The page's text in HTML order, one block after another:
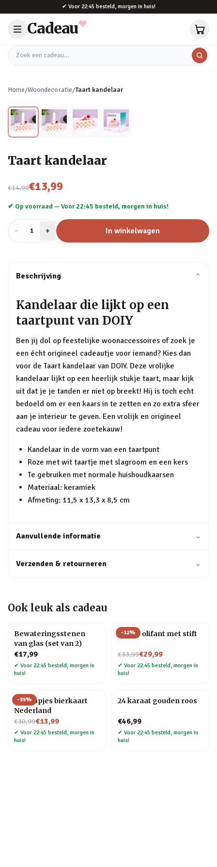
✔ Voor 22:45 besteld, morgen in huis!
Cadeau
Zoek een cadeau
Home/Woondecoratie/Taart kandelaar
Taart kandelaar
€14,99
Nu voor€13,99
✔ Op voorraad —Voor 22:45 besteld, morgen in huis!
− Aantal
1 + In winkelwagen
Beschrijving ⌄
Kandelaar die lijkt op een
taartpunt van DOIY
Ben jij dol op feestelijke woonaccessoires of zoek je
een écht origineel cadeautje voor iemand? Kies dan
voor de Taart kandelaar van DOIY. Deze vrolijke
kandelaar lijkt op een heerlijk stukje taart, maar kijk
uit dat je je tanden er niet op breekt! Hij is toch echt
bedoeld om er een kaars in te zetten en zo extra sfeer
aan je interieur te geven. Een vrolijk en origineel
cadeau voor iedere zoetekauw!
Kandelaar in de vorm van een taartpunt
Roze met wit taartje met slagroom en een kers
Te gebruiken met normale huishoudkaarsen
Materiaal: keramiek
Afmeting: 11,5 x 13,3 x 8,5 cm
Aanvullende informatie ⌄
Verzenden & retourneren ⌄
Ook leuk als cadeau
Bewateringsstenen
van glas (set van 2)
€17,99
✔ Voor 22:45 besteld, morgen in
huis!
-12%
Memo olifant met stift
€33,99
Nu voor€29,99
✔ Voor 22:45 besteld, morgen in
huis!
-55%
Bierdopjes bierkaart
Nederland
€30,99
Nu voor€13,99
✔ Voor 22:45 besteld, morgen in
huis!
24 karaat gouden roos
€46,99
✔ Voor 22:45 besteld, morgen in
huis!